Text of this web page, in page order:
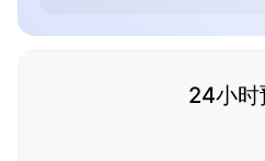
24小时